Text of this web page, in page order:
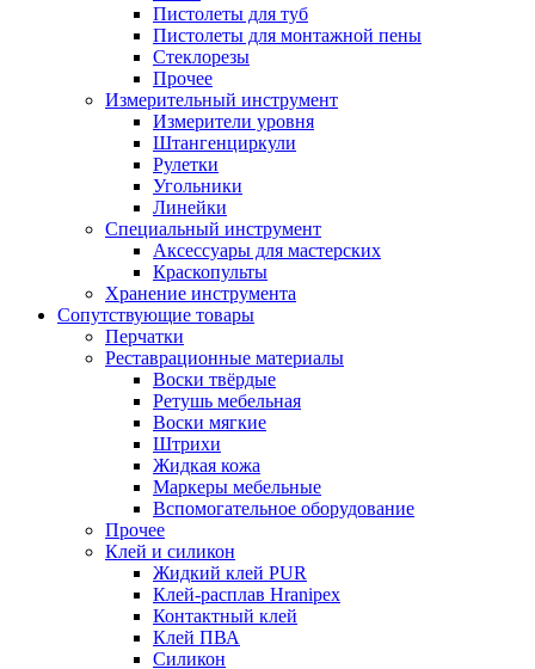
Пистолеты для туб
Пистолеты для монтажной пены
Стеклорезы
Прочее
Измерительный инструмент
Измерители уровня
Штангенциркули
Рулетки
Угольники
Линейки
Специальный инструмент
Аксессуары для мастерских
Краскопульты
Хранение инструмента
Сопутствующие товары
Перчатки
Реставрационные материалы
Воски твёрдые
Ретушь мебельная
Воски мягкие
Штрихи
Жидкая кожа
Маркеры мебельные
Вспомогательное оборудование
Прочее
Клей и силикон
Жидкий клей PUR
Клей-расплав Hranipex
Контактный клей
Клей ПВА
Силикон